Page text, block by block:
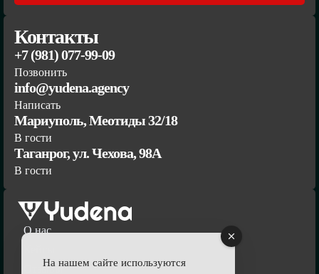
Контакты
+7 (981) 077-99-09
Позвонить
info@yudena.agency
Написать
Мариуполь, Меотиды 32/18
В гости
Таганрог, ул. Чехова, 98А
В гости
О нас
Отзывы
На нашем сайте используются